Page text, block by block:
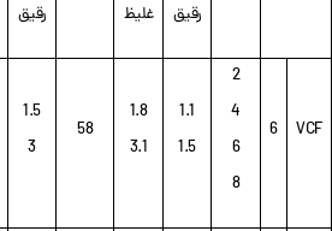
رقیق
غلیظ
رقیق
VCF
6
2
4
6
8
1.1
1.5
1.8
3.1
58
1.5
3